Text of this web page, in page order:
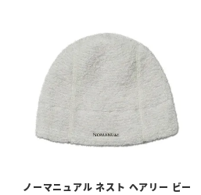
ノーマニュアル ネスト ヘアリー ビー